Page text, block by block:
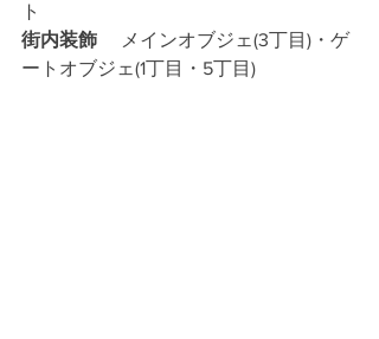
ト
街内装飾
メインオブジェ(3丁目)・ゲ
ートオブジェ(1丁目・5丁目)